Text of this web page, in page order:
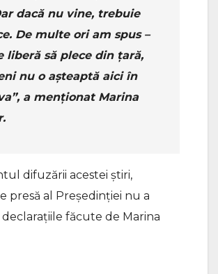
dacă nu vine, trebuie
De multe ori am spus –
liberă să plece din țară,
nu o așteaptă aici în
a menționat Marina
difuzării acestei știri,
presă al Președinției nu a
făcute de Marina